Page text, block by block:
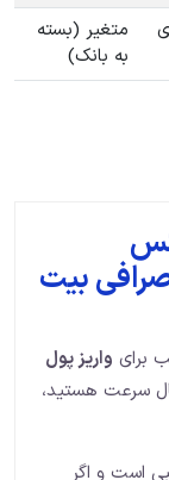
متغیر (بسته
به بانک)
بیت‌
برای واریز پول
سرعت هستید،
است و اگر